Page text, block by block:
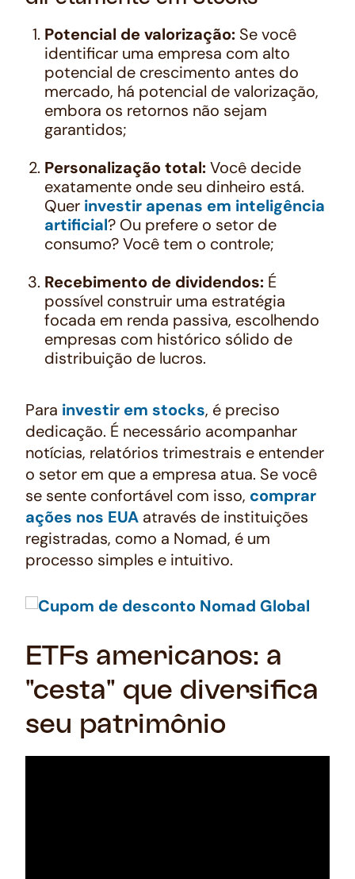
Potencial de valorização: Se você
identificar uma empresa com alto
potencial de crescimento antes do
mercado, há potencial de valorização,
embora os retornos não sejam
garantidos;
Personalização total:Você decide
exatamente onde seu dinheiro está.
Quer investir apenas em inteligência
artificial? Ou prefere o setor de
consumo? Você tem o controle;
Recebimento de dividendos: É
possível construir uma estratégia
focada em renda passiva, escolhendo
empresas com histórico sólido de
distribuição de lucros.
Para investir em stocks, é preciso
dedicação. É necessário acompanhar
notícias, relatórios trimestrais e entender
o setor em que a empresa atua. Se você
se sente confortável com isso, comprar
ações nos EUA através de instituições
registradas, como a Nomad, é um
processo simples e intuitivo.
ETFs americanos: a
"cesta" que diversifica
seu patrimônio